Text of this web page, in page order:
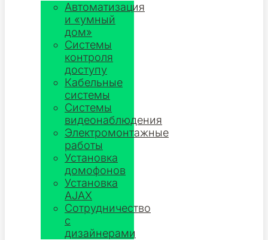
Автоматизация
и «умный
дом»
Системы
контроля
доступу
Кабельные
системы
Системы
видеонаблюдения
Электромонтажные
работы
Установка
домофонов
Установка
AJAX
Сотрудничество
с
дизайнерами